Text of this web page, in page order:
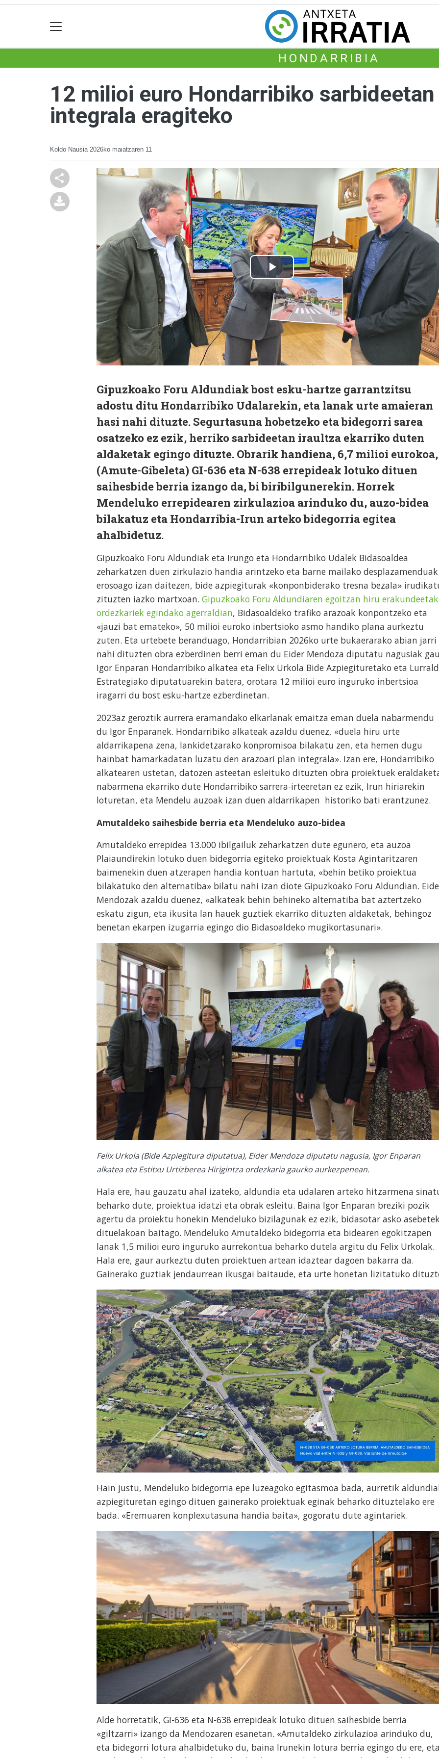
HONDARRIBIA
12 milioi euro Hondarribiko
integrala eragiteko
Koldo Nausia 2026ko maiatzaren 11
Gipuzkoako Foru Aldundiak bost esku-hartze garrantzitsu
adostu ditu Hondarribiko Udalarekin, eta lanak urte amaieran
hasi nahi dituzte. Segurtasuna hobetzeko eta bidegorri sarea
osatzeko ez ezik, herriko sarbideetan iraultza ekarriko duten
aldaketak egingo dituzte. Obrarik handiena, 6,7 milioi eurokoa,
(Amute-Gibeleta) GI-636 eta N-638 errepideak lotuko dituen
saihesbide berria izango da, bi biribilgunerekin. Horrek
Mendeluko errepidearen zirkulazioa arinduko du, auzo-bidea
bilakatuz eta Hondarribia-Irun arteko bidegorria egitea
ahalbidetuz.
Gipuzkoako Foru Aldundiak eta Irungo eta Hondarribiko Udalek Bidasoaldea
zeharkatzen duen zirkulazio handia arintzeko eta barne mailako desplazamenduak
erosoago izan daitezen, bide azpiegiturak «konponbiderako tresna bezala»
zituzten iazko martxoan. Gipuzkoako Foru Aldundiaren egoitzan hiru
ordezkariek egindako agerraldian, Bidasoaldeko trafiko arazoak konpontzeko eta
«jauzi bat emateko», 50 milioi euroko inbertsioko asmo handiko plana aurkeztu
zuten. Eta urtebete beranduago, Hondarribian 2026ko urte bukaerarako abian jarri
nahi dituzten obra ezberdinen berri eman du Eider Mendoza diputatu nagusiak
Igor Enparan Hondarribiko alkatea eta Felix Urkola Bide Azpiegituretako eta
Estrategiako diputatuarekin batera, orotara 12 milioi euro inguruko inbertsioa
iragarri du bost esku-hartze ezberdinetan.
2023az geroztik aurrera eramandako elkarlanak emaitza eman duela nabarmendu
du Igor Enparanek. Hondarribiko alkateak azaldu duenez, «duela hiru urte
aldarrikapena zena, lankidetzarako konpromisoa bilakatu zen, eta hemen dugu
hainbat hamarkadatan luzatu den arazoari plan integrala». Izan ere, Hondarribiko
alkatearen ustetan, datozen asteetan esleituko dituzten obra proiektuek
nabarmena ekarriko dute Hondarribiko sarrera-irteeretan ez ezik, Irun hiriarekin
loturetan, eta Mendelu auzoak izan duen aldarrikapen historiko bati erantzunez.
Amutaldeko saihesbide berria eta Mendeluko auzo-bidea
Amutaldeko errepidea 13.000 ibilgailuk zeharkatzen dute egunero, eta auzoa
Plaiaundirekin lotuko duen bidegorria egiteko proiektuak Kosta Agintaritzaren
baimenekin duen atzerapen handia kontuan hartuta, «behin betiko proiektua
bilakatuko den alternatiba» bilatu nahi izan diote Gipuzkoako Foru Aldundian.
Mendozak azaldu duenez, «alkateak behin behineko alternatiba bat aztertzeko
eskatu zigun, eta ikusita lan hauek guztiek ekarriko dituzten aldaketak, behingoz
benetan ekarpen izugarria egingo dio Bidasoaldeko mugikortasunari».
Felix Urkola (Bide Azpiegitura diputatua), Eider Mendoza diputatu nagusia, Igor Enparan
alkatea eta Estitxu Urtizberea Hirigintza ordezkaria gaurko aurkezpenean.
Hala ere, hau gauzatu ahal izateko, aldundia eta udalaren arteko hitzarmena
beharko dute, proiektua idatzi eta obrak esleitu. Baina Igor Enparan breziki pozik
agertu da proiektu honekin Mendeluko bizilagunak ez ezik, bidasotar asko
dituelakoan baitago. Mendeluko Amutaldeko bidegorria eta bidearen egokitzapen
lanak 1,5 milioi euro inguruko aurrekontua beharko dutela argitu du Felix Urkolak.
Hala ere, gaur aurkeztu duten proiektuen artean idaztear dagoen bakarra da.
Gainerako guztiak jendaurrean ikusgai baitaude, eta urte honetan lizitatuko
Hain justu, Mendeluko bidegorria epe luzeagoko egitasmoa bada, aurretik
azpiegituretan egingo dituen gainerako proiektuak eginak beharko dituztelako ere
bada. «Eremuaren konplexutasuna handia baita», gogoratu dute agintariek.
Alde horretatik, GI-636 eta N-638 errepideak lotuko dituen saihesbide berria
«giltzarri» izango da Mendozaren esanetan. «Amutaldeko zirkulazioa arinduko du,
eta bidegorri lotura ahalbidetuko du, baina Irunekin lotura berria egingo du ere,